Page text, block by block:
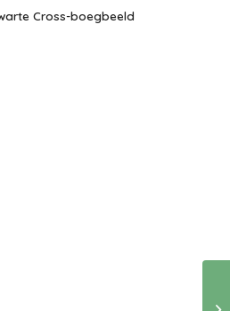
Cross-boegbeeld